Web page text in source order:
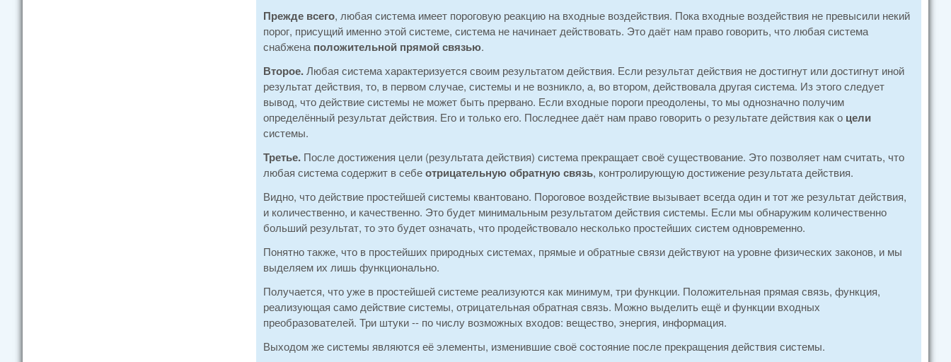
Прежде всего, любая система имеет пороговую реакцию на входные воздействия. Пока входные воздействия не превысили некий
порог, присущий именно этой системе, система не начинает действовать. Это даёт нам право говорить, что любая система
снабжена положительной прямой связью.
Второе.Любая система характеризуется своим результатом действия. Если результат действия не достигнут или достигнут иной
результат действия, то, в первом случае, системы и не возникло, а, во втором, действовала другая система. Из этого следует
вывод, что действие системы не может быть прервано. Если входные пороги преодолены, то мы однозначно получим
определённый результат действия. Его и только его. Последнее даёт нам право говорить о результате действия как о цели
системы.
Третье. После достижения цели (результата действия) система прекращает своё существование. Это позволяет нам считать, что
любая система содержит в себеотрицательную обратную связь, контролирующую достижение результата действия.
Видно, что действие простейшей системы квантовано. Пороговое воздействие вызывает всегда один и тот же результат действия,
и количественно, и качественно. Это будет минимальным результатом действия системы. Если мы обнаружим количественно
больший результат, то это будет означать, что продействовало несколько простейших систем одновременно.
Понятно также, что в простейших природных системах, прямые и обратные связи действуют на уровне физических законов, и мы
выделяем их лишь функционально.
Получается, что уже в простейшей системе реализуются как минимум, три функции. Положительная прямая связь, функция,
реализующая само действие системы, отрицательная обратная связь. Можно выделить ещё и функции входных
преобразователей. Три штуки -- по числу возможных входов: вещество, энергия, информация.
Выходом же системы являются её элементы, изменившие своё состояние после прекращения действия системы.